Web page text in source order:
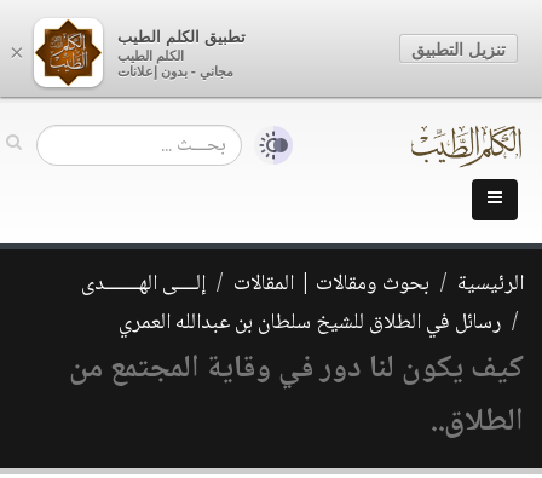
الرئيسية بحوث ومقالات | المقالات
إلــــى الهـــــــدى
رسائل في الطلاق للشيخ سلطان بن عبدالله العمري
كيف يكون لنا دور في وقاية المجتمع من
الطلاق..
×
تطبيق الكلم الطيب
الكلم الطيب
مجاني - بدون إعلانات
تنزيل التطبيق